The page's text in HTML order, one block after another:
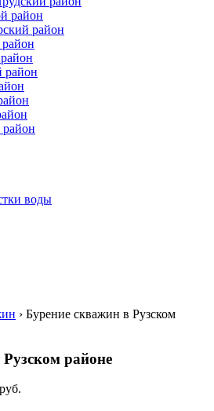
район
район
район
воды
› Бурение скважин в Рузском
районе